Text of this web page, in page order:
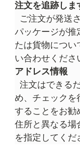
注文を追跡しま
ご注文が発送
パッケージが推
たは貨物につい
い合わせくださ
アドレス情報
注文はできる
め、チェックを
することをお勧
住所と異なる場
を指定してくだ